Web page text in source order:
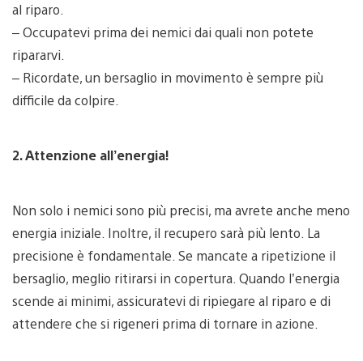
al riparo.
– Occupatevi prima dei nemici dai quali non potete
ripararvi.
– Ricordate, un bersaglio in movimento è sempre più
difficile da colpire.
2. Attenzione all’energia!
Non solo i nemici sono più precisi, ma avrete anche meno
energia iniziale. Inoltre, il recupero sarà più lento. La
precisione è fondamentale. Se mancate a ripetizione il
bersaglio, meglio ritirarsi in copertura. Quando l’energia
scende ai minimi, assicuratevi di ripiegare al riparo e di
attendere che si rigeneri prima di tornare in azione.